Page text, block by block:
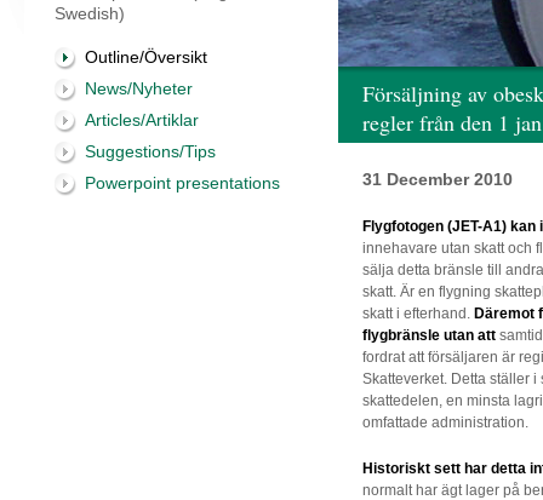
Swedish)
Outline/Översikt
News/Nyheter
Articles/Artiklar
Suggestions/Tips
Powerpoint presentations
Försäljning av
regler från den 1
31 December 2010
Flygfotogen (JET-A1)
innehavare utan skatt och
sälja detta bränsle till
skatt. Är en flygning
skatt i efterhand. Däremot
flygbränsle utan att
fordrat att försäljaren är
Skatteverket. Detta ställer
skattedelen, en minsta
omfattade administration.
Historiskt sett har detta
normalt har ägt lager på